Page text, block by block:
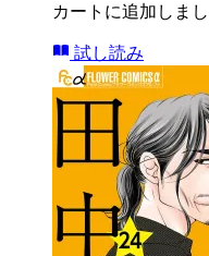
カートに追加しま
試し読み